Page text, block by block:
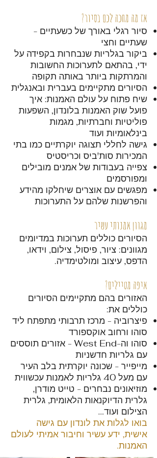
אז מה מחכה לכם בסיור?
סיור רגלי באורך של כשעתיים -
שעתיים וחצי
ביקור בגלריות שנבחרות בקפידה על
ידי, בהתאם לתערוכות החשובות
והמרתקות ביותר באותה תקופה
הסיורים מתקיימים בעברית ובאנגלית
שיח פתוח על עולם האמנות: איך
פועל שוק האמנות בלונדון, השפעות
פוליטיות וחברתיות, מגמות
בינלאומיות ועוד
גישה לחללי תצוגה יוקרתיים כמו בתי
המכירות סות'ביס וכריסטיס
צפייה בעבודות של אמנים מובילים
ומפורסמים
מפגשים עם אוצרים שיחלקו מהידע
והפרשנות שלהם על התערוכות
מגוון אמנותי עשיר
הסיורים כוללים תערוכות במדיומים
מגוונים: ציור, פיסול, צילום, וידאו,
הדפס, עיצוב ומולטימדיה.
איפה מטיילים?
האזורים בהם מתקיימים הסיורים
כוללים את:
פיצרוביה - מרכז תרבותי מתפתח ליד
סוהו ורחוב אוקספורד
סוהו וה-West End - אזורים תוססים
עם גלריות חדשניות
מייפייר - שכונה יוקרתית בלב העיר
עם מעל 40 גלריות לאמנות עכשווית
מוזיאונים נבחרים - טייט מודרן,
גלרית הדיוקנאות הלאומית, גלרית
הצילום ועוד...
בואו לגלות את לונדון עם גישה
אישית, ידע עשיר וחיבור אמיתי לעולם
האמנות.